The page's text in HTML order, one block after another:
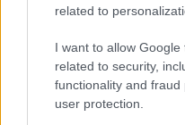
related to
I want to allow
related to security,
functionality and
user protection.
Úgy tűnik, még az időjárás
hóesést is Soros György
biztosítva a nép